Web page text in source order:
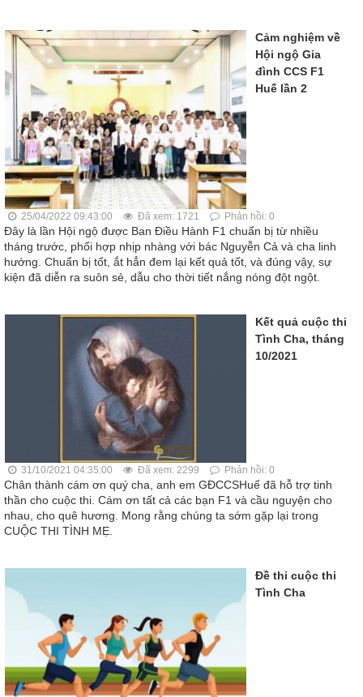
Cảm nghiệm về
Hội ngộ Gia
đình CCS F1
Huế lần 2
25/04/2022 09:43:00 Đã xem: 1721 Phản hồi: 0
Đây là lần Hội ngộ được Ban Điều Hành F1 chuẩn bị từ nhiều
tháng trước, phối hợp nhịp nhàng với bác Nguyễn Cả và cha linh
hướng. Chuẩn bị tốt, ắt hẳn đem lại kết quả tốt, và đúng vậy, sự
kiện đã diễn ra suôn sẻ, dẫu cho thời tiết nắng nóng đột ngột.
Kết quả cuộc thi
Tình Cha, tháng
10/2021
31/10/2021 04:35:00 Đã xem: 2299 Phản hồi: 0
Chân thành cám ơn quý cha, anh em GĐCCSHuế đã hỗ trợ tinh
thần cho cuộc thi. Cám ơn tất cả các bạn F1 và cầu nguyện cho
nhau, cho quê hương. Mong rằng chúng ta sớm gặp lại trong
CUỘC THI TÌNH MẸ.
Đề thi cuộc thi
Tình Cha